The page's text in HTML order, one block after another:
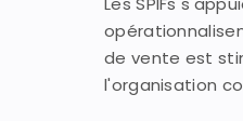
de vente est
l'organisation